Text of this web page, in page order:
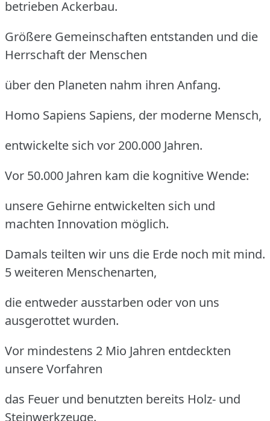
betrieben Ackerbau.
Größere Gemeinschaften entstanden und die
Herrschaft der Menschen
über den Planeten nahm ihren Anfang.
Homo Sapiens Sapiens, der moderne Mensch,
entwickelte sich vor 200.000 Jahren.
Vor 50.000 Jahren kam die kognitive Wende:
unsere Gehirne entwickelten sich und
machten Innovation möglich.
Damals teilten wir uns die Erde noch mit mind.
5 weiteren Menschenarten,
die entweder ausstarben oder von uns
ausgerottet wurden.
Vor mindestens 2 Mio Jahren entdeckten
unsere Vorfahren
das Feuer und benutzten bereits Holz- und
Steinwerkzeuge.